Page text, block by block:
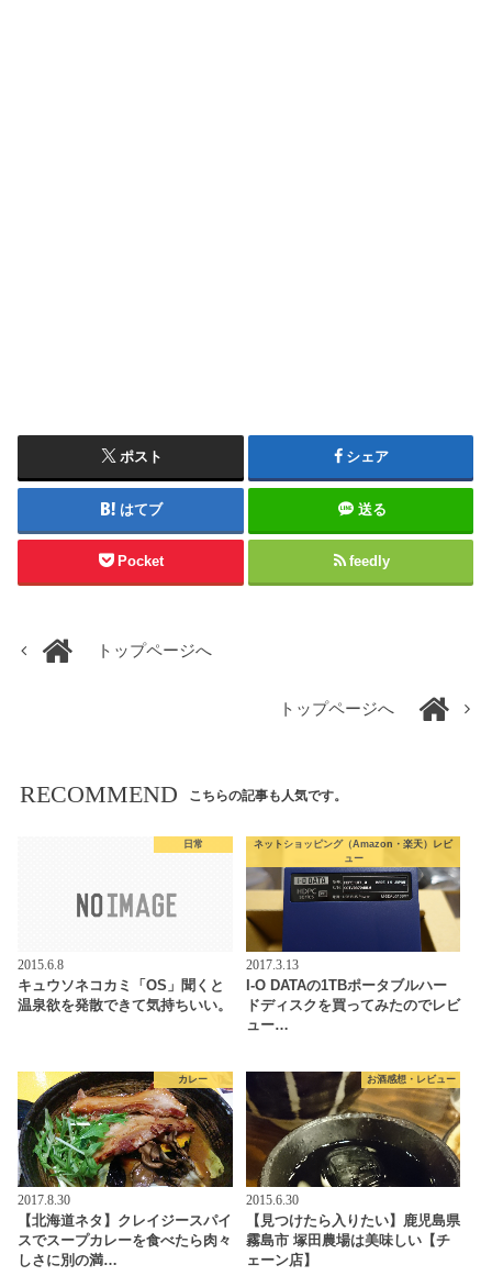
ポスト シェア
はてブ 送る
Pocket feedly
トップページへ
トップページへ
RECOMMEND こちらの記事も人気です。
日常
2015.6.8
キュウソネコカミ「OS」聞くと
温泉欲を発散できて気持ちいい。
ネットショッピング（Amazon・楽天）レビ
ュー
2017.3.13
I-O DATAの1TBポータブルハー
ドディスクを買ってみたのでレビ
ュー…
カレー
2017.8.30
【北海道ネタ】クレイジースパイ
スでスープカレーを食べたら肉々
しさに別の満…
お酒感想・レビュー
2015.6.30
【見つけたら入りたい】鹿児島県
霧島市 塚田農場は美味しい【チ
ェーン店】